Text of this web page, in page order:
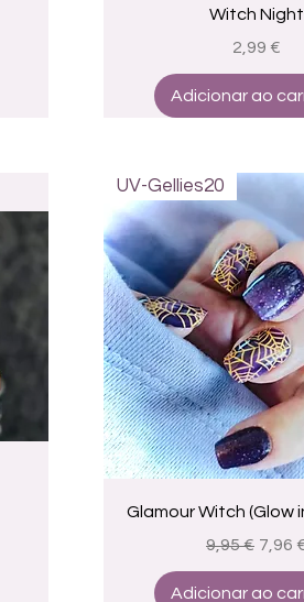
Visualização
Witch Night
Preço
2,99 €
Adicionar ao
Visualização
UV-Gellies20
Glamour Witch (Glow
Preço
9,95 € 7,96
Adicionar ao